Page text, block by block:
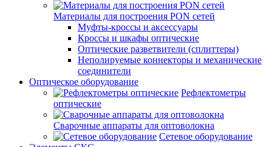
Материалы для построения PON сетей
Муфты-кроссы и аксессуары
Кроссы и шкафы оптические
Оптические разветвители (сплиттеры)
Неполируемые коннекторы и механические
соединители
Оптическое оборудование
Рефлектометры
оптические
Сварочные аппараты для оптоволокна
Сетевое оборудование